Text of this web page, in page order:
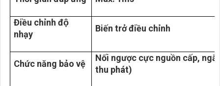
Điều chỉnh độ
nhạy
Biến trở điều chỉnh
Chức năng bảo vệ
Nối ngược cực nguồn cấp,
thu phát)